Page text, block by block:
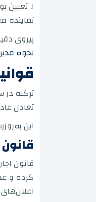
نماینده معتمد. ۴. مذاکره درباره قیمت و شرایط قرارداد. ۵. امضای قرارداد و پرداخت
پیروی
نحوه
تعادل
این
قانون
کرده و